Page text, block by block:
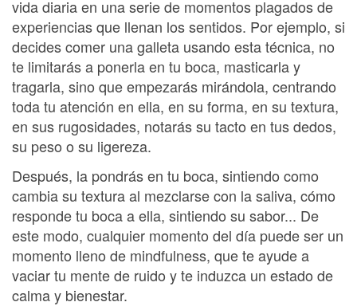
vida diaria en una serie de momentos plagados de
experiencias que llenan los sentidos. Por ejemplo, si
decides comer una galleta usando esta técnica, no
te limitarás a ponerla en tu boca, masticarla y
tragarla, sino que empezarás mirándola, centrando
toda tu atención en ella, en su forma, en su textura,
en sus rugosidades, notarás su tacto en tus dedos,
su peso o su ligereza.
Después, la pondrás en tu boca, sintiendo como
cambia su textura al mezclarse con la saliva, cómo
responde tu boca a ella, sintiendo su sabor... De
este modo, cualquier momento del día puede ser un
momento lleno de mindfulness, que te ayude a
vaciar tu mente de ruido y te induzca un estado de
calma y bienestar.